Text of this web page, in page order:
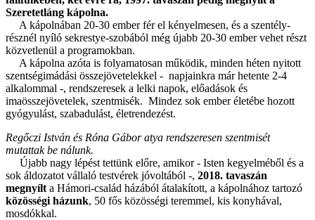
Szeretetláng kápolna.
A kápolnában 20-30 ember fér el kényelmesen, és a szentély-
résznél nyíló sekrestye-szobából még újabb 20-30 ember vehet részt
közvetlenül a programokban.
A kápolna azóta is folyamatosan működik, minden héten nyitott
szentségimádási összejövetelekkel - napjainkra már hetente 2-4
alkalommal -, rendszeresek a lelki napok, előadások és
imaösszejövetelek, szentmisék. Mindez sok ember életébe hozott
gyógyulást, szabadulást, életrendezést.
Regőczi István és Róna Gábor atya rendszeresen szentmisét
mutattak be nálunk.
Újabb nagy lépést tettünk előre, amikor - Isten kegyelméből és a
sok áldozatot vállaló testvérek jóvoltából -, 2018. tavaszán
megnyílt a Hámori-család házából átalakított, a kápolnához tartozó
közösségi házunk, 50 fős közösségi teremmel, kis konyhával,
mosdókkal.